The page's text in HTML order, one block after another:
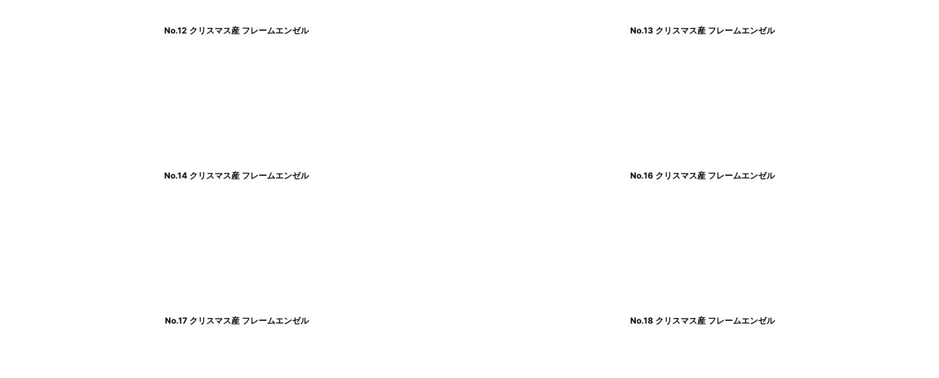
No.12 クリスマス産 フレームエンゼル No.13 クリスマス産 フレームエンゼル
No.14 クリスマス産 フレームエンゼル No.16 クリスマス産 フレームエンゼル
No.17 クリスマス産 フレームエンゼル No.18 クリスマス産 フレームエンゼル